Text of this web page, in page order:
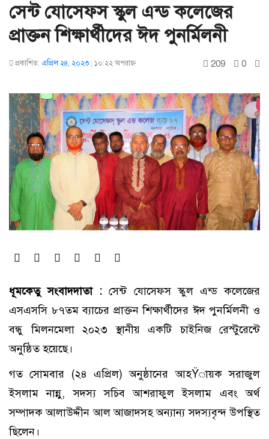
সেন্ট যোসেফস স্কুল এন্ড কলেজের
প্রাক্তন শিক্ষার্থীদের ঈদ পুনর্মিলনী
প্রকাশিত: এপ্রিল ২৪, ২০২৩ ; ১০:২২ অপরাহ্ণ 209 0
ধূমকেতু সংবাদদাতা :সেন্ট যোসেফস স্কুল এন্ড কলেজের
এসএসসি ৮৭তম ব্যাচের প্রাক্তন শিক্ষার্থীদের ঈদ পুনর্মিলনী ও
বন্ধু মিলনমেলা ২০২৩ স্থানীয় একটি চাইনিজ রেস্টুরেন্টে
অনুষ্ঠিত হয়েছে।
গত সোমবার (২৪ এপ্রিল) অনুষ্ঠানের আহŸায়ক সরাজুল
ইসলাম নান্নু, সদস্য সচিব আশরাফুল ইসলাম এবং অর্থ
সম্পাদক আলাউদ্দীন আল আজাদসহ অন্যান্য সদস্যবৃন্দ উপস্থিত
ছিলেন।